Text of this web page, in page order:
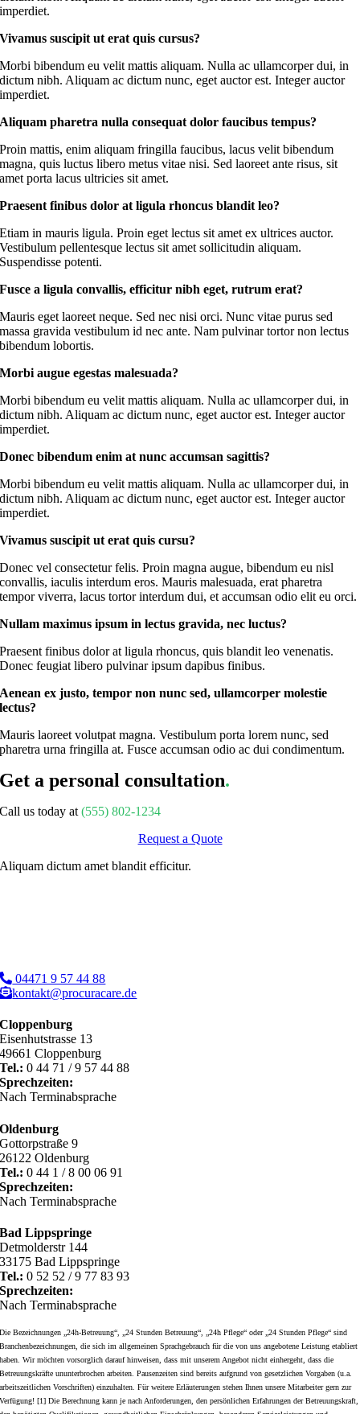
imperdiet.
Vivamus suscipit ut erat quis cursus?
Morbi bibendum eu velit mattis aliquam. Nulla ac ullamcorper dui, in
dictum nibh. Aliquam ac dictum nunc, eget auctor est. Integer auctor
imperdiet.
Aliquam pharetra nulla consequat dolor faucibus tempus?
Proin mattis, enim aliquam fringilla faucibus, lacus velit bibendum
magna, quis luctus libero metus vitae nisi. Sed laoreet ante risus, sit
amet porta lacus ultricies sit amet.
Praesent finibus dolor at ligula rhoncus blandit leo?
Etiam in mauris ligula. Proin eget lectus sit amet ex ultrices auctor.
Vestibulum pellentesque lectus sit amet sollicitudin aliquam.
Suspendisse potenti.
Fusce a ligula convallis, efficitur nibh eget, rutrum erat?
Mauris eget laoreet neque. Sed nec nisi orci. Nunc vitae purus sed
massa gravida vestibulum id nec ante. Nam pulvinar tortor non lectus
bibendum lobortis.
Morbi augue egestas malesuada?
Morbi bibendum eu velit mattis aliquam. Nulla ac ullamcorper dui, in
dictum nibh. Aliquam ac dictum nunc, eget auctor est. Integer auctor
imperdiet.
Donec bibendum enim at nunc accumsan sagittis?
Morbi bibendum eu velit mattis aliquam. Nulla ac ullamcorper dui, in
dictum nibh. Aliquam ac dictum nunc, eget auctor est. Integer auctor
imperdiet.
Vivamus suscipit ut erat quis cursu?
Donec vel consectetur felis. Proin magna augue, bibendum eu nisl
convallis, iaculis interdum eros. Mauris malesuada, erat pharetra
tempor viverra, lacus tortor interdum dui, et accumsan odio elit eu orci.
Nullam maximus ipsum in lectus gravida, nec luctus?
Praesent finibus dolor at ligula rhoncus, quis blandit leo venenatis.
Donec feugiat libero pulvinar ipsum dapibus finibus.
Aenean ex justo, tempor non nunc sed, ullamcorper molestie
lectus?
Mauris laoreet volutpat magna. Vestibulum porta lorem nunc, sed
pharetra urna fringilla at. Fusce accumsan odio ac dui condimentum.
Get a personal consultation.
Call us today at(555) 802-1234
Request a Quote
Aliquam dictum amet blandit efficitur.
04471 9 57 44 88
kontakt@procuracare.de
Cloppenburg
Eisenhutstrasse 13
49661 Cloppenburg
Tel.: 0 44 71 / 9 57 44 88
Sprechzeiten:
Nach Terminabsprache
Oldenburg
Gottorpstraße 9
26122 Oldenburg
Tel.: 0 44 1 / 8 00 06 91
Sprechzeiten:
Nach Terminabsprache
Bad Lippspringe
Detmolderstr 144
33175 Bad Lippspringe
Tel.: 0 52 52 / 9 77 83 93
Sprechzeiten:
Nach Terminabsprache
Die Bezeichnungen „24h-Betreuung“, „24 Stunden Betreuung“, „24h Pflege“ oder „24 Stunden Pflege“ sind
Branchenbezeichnungen, die sich im allgemeinen Sprachgebrauch für die von uns angebotene Leistung etabliert
haben. Wir möchten vorsorglich darauf hinweisen, dass mit unserem Angebot nicht einhergeht, dass die
Betreuungskräfte ununterbrochen arbeiten. Pausenzeiten sind bereits aufgrund von gesetzlichen Vorgaben (u.a.
arbeitszeitlichen Vorschriften) einzuhalten. Für weitere Erläuterungen stehen Ihnen unsere Mitarbeiter gern zur
Verfügung! [1] Die Berechnung kann je nach Anforderungen, den persönlichen Erfahrungen der Betreuungskraft,